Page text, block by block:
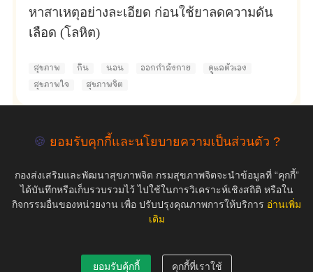
หาสาเหตุอย่างละเอียด ก่อนใช้ยาลดความดัน
เลือด (โลหิต)
สุขภาพ กิน นอน ออกกำลังกาย ดูแลตัวเอง
สุขภาพใจ สุขภาพจิต
empty
🍪 ยอมรับคุกกี้และนโยบายความเป็นส่วนตัว ?
กองส่งเสริมและพัฒนาสุขภาพจิต กรมสุขภาพจิตจะนำข้อมูลที่ “คุกกี้”
ได้บันทึกหรือเก็บรวบรวมไว้ ไปใช้ในการวิเคราะห์เชิงสถิติ หรือใน
กิจกรรมอื่นของหน่วยงาน เพื่อ ปรับปรุงคุณภาพการให้บริการ อ่านเพิ่ม
เติม
ยอมรับคุ้กกี้ คุกกี้ที่เราใช้